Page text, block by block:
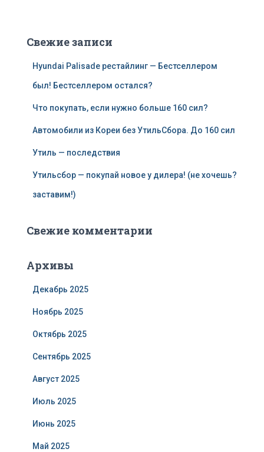
Свежие записи
Hyundai Palisade рестайлинг — Бестселлером
был! Бестселлером остался?
Что покупать, если нужно больше 160 сил?
Автомобили из Кореи без УтильСбора. До 160 сил
Утиль — последствия
Утильсбор — покупай новое у дилера! (не хочешь?
заставим!)
Свежие комментарии
Архивы
Декабрь 2025
Ноябрь 2025
Октябрь 2025
Сентябрь 2025
Август 2025
Июль 2025
Июнь 2025
Май 2025